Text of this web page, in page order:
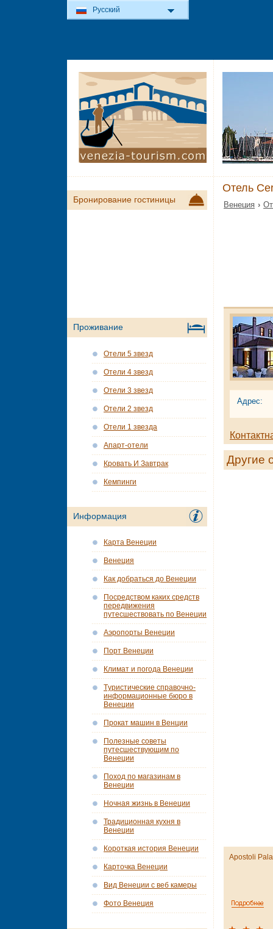
Отель
Венеция ›
Адрес:
Другие
Apostoli
Бронирование гостиницы
Проживание
Отели 5 звезд
Отели 4 звезд
Отели 3 звезд
Отели 2 звезд
Отели 1 звезда
Апарт-отели
Кровать И Завтрак
Кемпинги
Информация
Карта Венеции
Венеция
Как добраться до Венеции
Посредством каких средств
передвижения
путесшествовать по Венеции
Аэропорты Венеции
Порт Венеции
Климат и погода Венеции
Tуристические справочно-
информационные бюро в
Венеции
Прокат машин в Венции
Полезные советы
путесшествующим по
Венеции
Поход по магазинам в
Венеции
Ночная жизнь в Венеции
Традиционная кухня в
Венеции
Короткая история Венеции
Карточка Венеции
Вид Венеции с веб камеры
Фото Венеция
Русский